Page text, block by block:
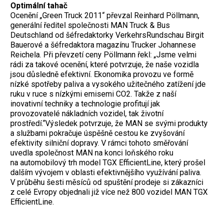
Optimální tahač
Ocenění „Green Truck 2011“ převzal Reinhard Pöllmann,
generální ředitel společnosti MAN Truck & Bus
Deutschland od šéfredaktorky VerkehrsRundschau Birgit
Bauerové a šéfredaktora magazínu Trucker Johannese
Reichela. Při převzetí ceny Pöllmann řekl: „Jsme velmi
rádi za takové ocenění, které potvrzuje, že naše vozidla
jsou důsledně efektivní. Ekonomika provozu ve formě
nízké spotřeby paliva a vysokého užitečného zatížení jde
ruku v ruce s nízkými emisemi CO2. Takže z naší
inovativní techniky a technologie profitují jak
provozovatelé nákladních vozidel, tak životní
prostředí.“Výsledek potvrzuje, že MAN se svými produkty
a službami pokračuje úspěšně cestou ke zvyšování
efektivity silniční dopravy. V rámci tohoto směřování
uvedla společnost MAN na konci loňského roku
na automobilový trh model TGX EfficientLine, který prošel
dalším vývojem v oblasti efektivnějšího využívání paliva.
V průběhu šesti měsíců od spuštění prodeje si zákazníci
z celé Evropy objednali již více než 800 vozidel MAN TGX
EfficientLine.